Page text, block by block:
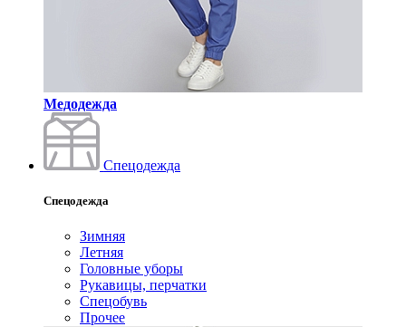
Медодежда
Спецодежда
Спецодежда
Зимняя
Летняя
Головные уборы
Рукавицы, перчатки
Спецобувь
Прочее